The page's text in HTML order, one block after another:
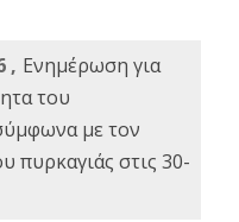
, Ενημέρωση για
του
με τον
πυρκαγιάς στις 30-